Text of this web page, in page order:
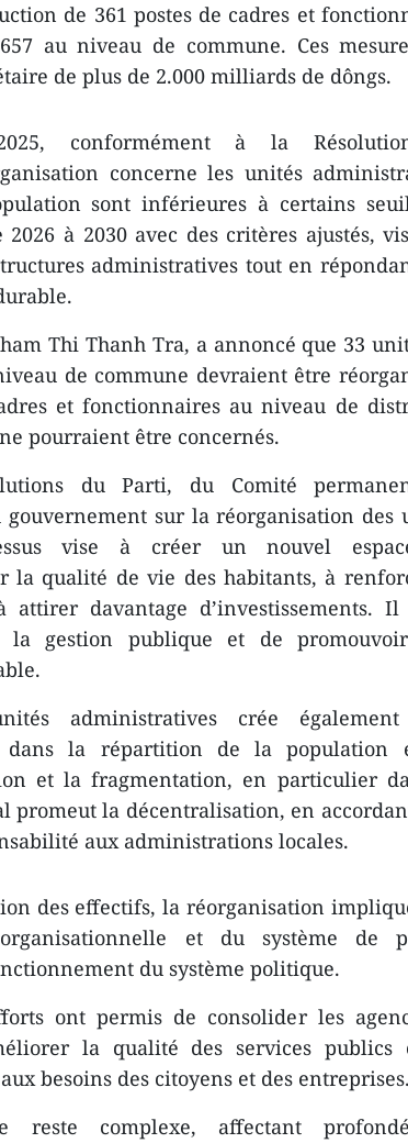
de 361 postes de cadres et
au niveau de commune. Ces
de plus de 2.000 milliards de dôngs.
conformément à la
concerne les unités
sont inférieures à certains
à 2030 avec des critères ajustés,
administratives tout en
Thi Thanh Tra, a annoncé que 33
de commune devraient être
et fonctionnaires au niveau de
pourraient être concernés.
du Parti, du Comité
sur la réorganisation des
vise à créer un nouvel
la qualité de vie des habitants, à
davantage d’investissements. Il
la gestion publique et de
administratives crée
dans la répartition de la population
et la fragmentation, en particulier
promeut la décentralisation, en
aux administrations locales.
des effectifs, la réorganisation
et du système de
du système politique.
ont permis de consolider les
la qualité des services publics
besoins des citoyens et des entreprises.
reste complexe, affectant